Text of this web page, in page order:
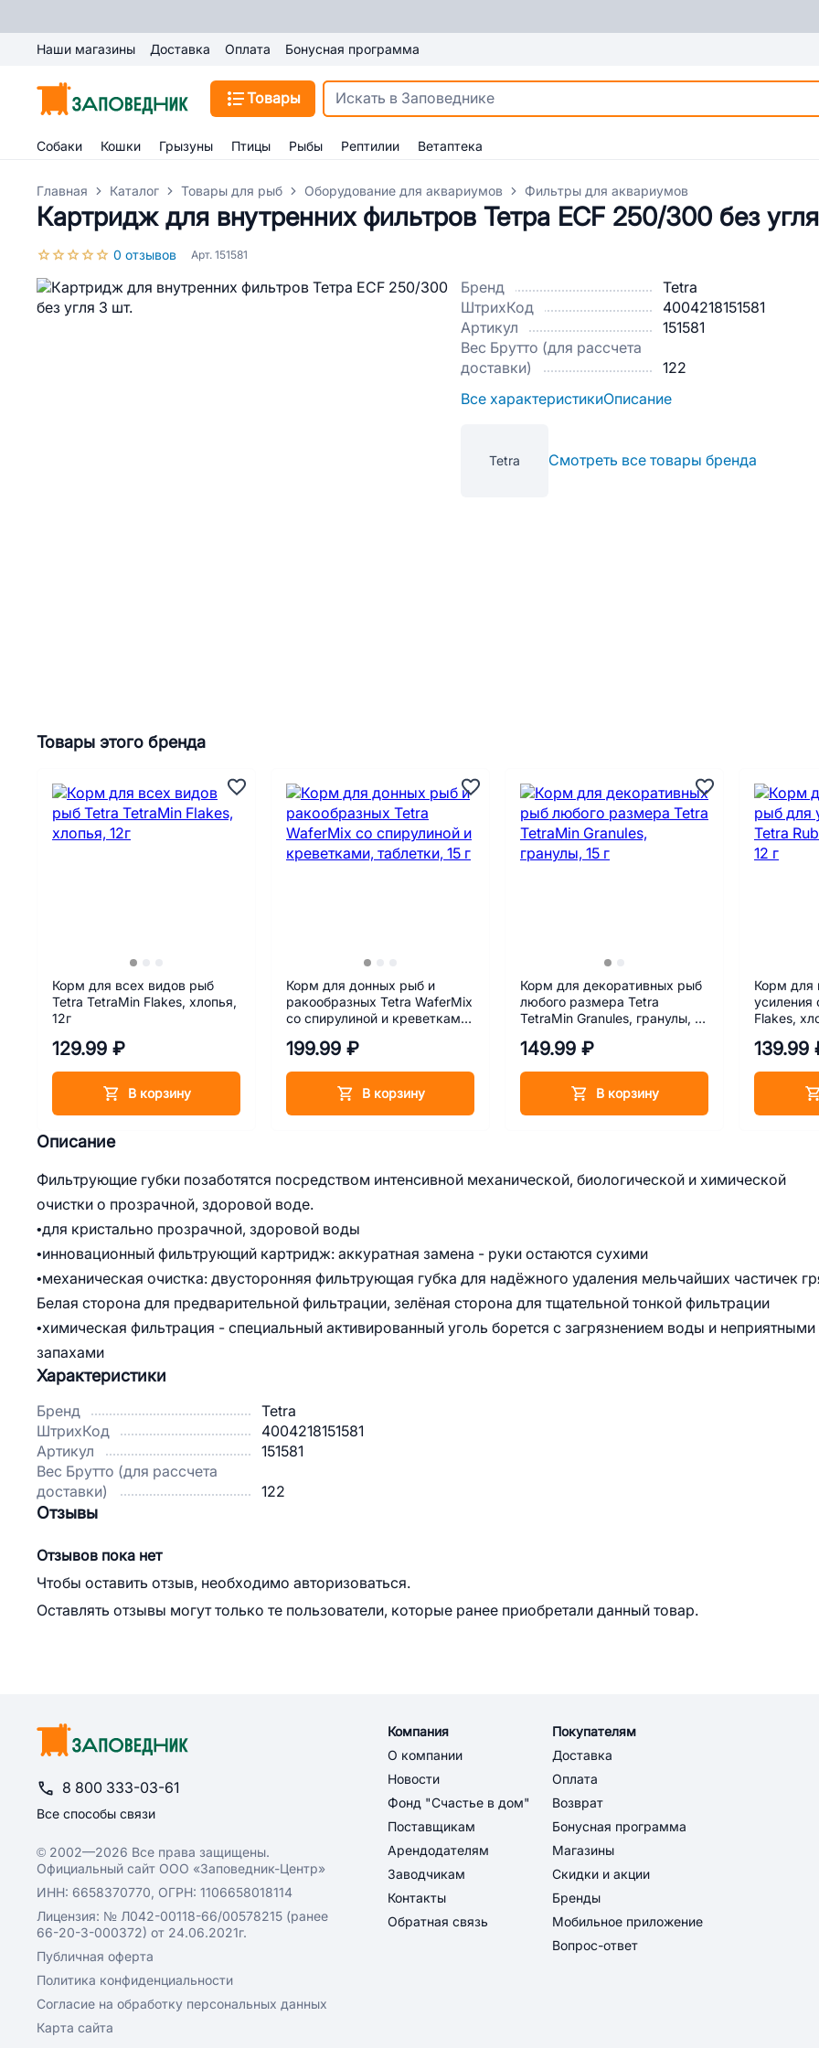
Наши магазины Доставка Оплата Бонусная программа
Товары
Собаки Кошки Грызуны Птицы Рыбы Рептилии Ветаптека
Главная Каталог Товары для рыб Оборудование для аквариумов Фильтры для аквариумов
Картридж для внутренних фильтров Тетра ECF 250/300 без
0 отзывов Арт. 151581
Бренд
Tetra
ШтрихКод
4004218151581
Артикул
151581
Вес Брутто (для рассчета
доставки)
122
Все характеристикиОписание
Tetra Смотреть все товары бренда
Описание
Фильтрующие губки позаботятся посредством интенсивной механической, биологической и химической
очистки о прозрачной, здоровой воде.
•для кристально прозрачной, здоровой воды
•инновационный фильтрующий картридж: аккуратная замена - руки остаются сухими
•механическая очистка: двусторонняя фильтрующая губка для надёжного удаления мельчайших частичек
Белая сторона для предварительной фильтрации, зелёная сторона для тщательной тонкой фильтрации
•химическая фильтрация - специальный активированный уголь борется с загрязнением воды и неприятными
запахами
Товары этого бренда
Корм для всех видов рыб
Tetra TetraMin Flakes, хлопья,
12г
129.99 ₽
В корзину
Корм для донных рыб и
ракообразных Tetra WaferMix
со спирулиной и креветками,
199.99 ₽
В корзину
Корм для декоративных рыб
любого размера Tetra
TetraMin Granules, гранулы, 15
149.99 ₽
В корзину
Корм для
усиления
Flakes,
139.99
Характеристики
Бренд
Tetra
ШтрихКод
4004218151581
Артикул
151581
Вес Брутто (для рассчета
доставки)
122
Отзывы
Отзывов пока нет
Чтобы оставить отзыв, необходимо авторизоваться.
Оставлять отзывы могут только те пользователи, которые ранее приобретали данный товар.
8 800 333-03-61
Все способы связи
© 2002—2026 Все права защищены.
Официальный сайт ООО «Заповедник-Центр»
ИНН: 6658370770, ОГРН: 1106658018114
Лицензия: № Л042-00118-66/00578215 (ранее
66-20-3-000372) от 24.06.2021г.
Публичная оферта
Политика конфиденциальности
Согласие на обработку персональных данных
Карта сайта
Компания
О компании
Новости
Фонд "Счастье в дом"
Поставщикам
Арендодателям
Заводчикам
Контакты
Обратная связь
Покупателям
Доставка
Оплата
Возврат
Бонусная программа
Магазины
Скидки и акции
Бренды
Мобильное приложение
Вопрос-ответ